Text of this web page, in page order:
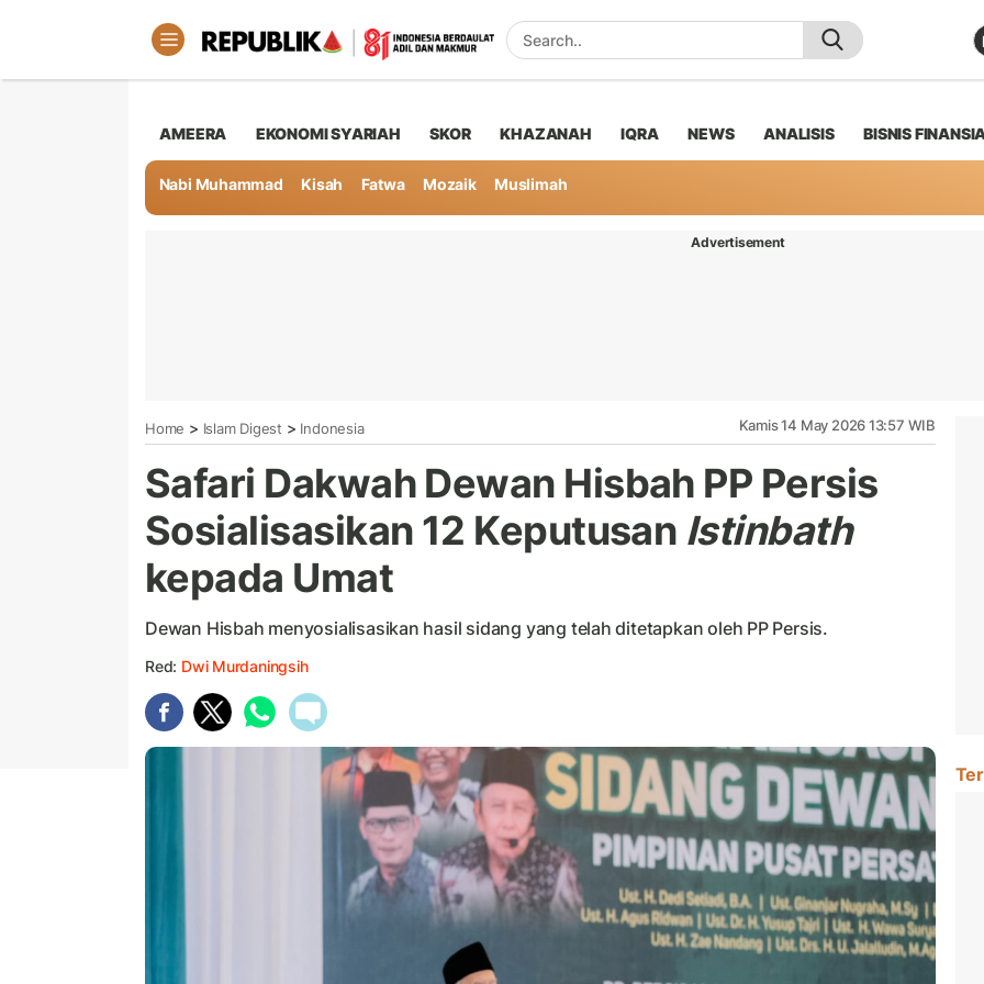
AMEERA EKONOMI SYARIAH SKOR KHAZANAH IQRA NEWS ANALISIS BISNIS
Nabi Muhammad Kisah Fatwa Mozaik Muslimah
Advertisement
Home > Islam Digest > Indonesia Kamis 14 May 2026 13:57 WIB
Safari Dakwah Dewan Hisbah PP Persis
Sosialisasikan 12 Keputusan Istinbath
kepada Umat
Dewan Hisbah menyosialisasikan hasil sidang yang telah ditetapkan oleh PP Persis.
Red: Dwi Murdaningsih